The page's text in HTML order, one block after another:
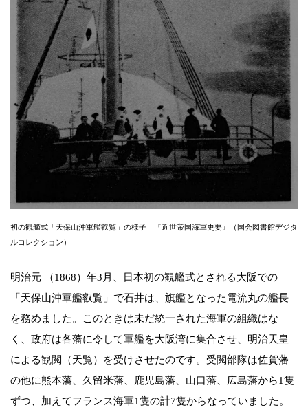
初の観艦式「天保山沖軍艦叡覧」の様子 『近世帝国海軍史要』（国会図書館デジタ
ルコレクション）
明治元 （1868）年3月、日本初の観艦式とされる大阪での
「天保山沖軍艦叡覧」で石井は、旗艦となった電流丸の艦長
を務めました。このときは未だ統一された海軍の組織はな
く、政府は各藩に令して軍艦を大阪湾に集合させ、明治天皇
による観閲（天覧）を受けさせたのです。受閲部隊は佐賀藩
の他に熊本藩、久留米藩、鹿児島藩、山口藩、広島藩から1隻
ずつ、加えてフランス海軍1隻の計7隻からなっていました。